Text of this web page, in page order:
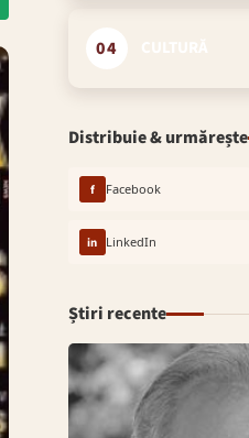
04
Distribuie & urmărește
f Facebook
in LinkedIn
Știri recente